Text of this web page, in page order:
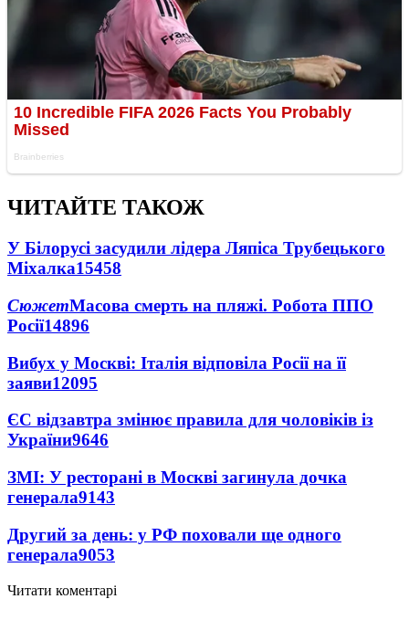
ЧИТАЙТЕ ТАКОЖ
У Білорусі засудили лідера Ляпіса Трубецького
Міхалка15458
СюжетМасова смерть на пляжі. Робота ППО
Росії14896
Вибух у Москві: Італія відповіла Росії на її
заяви12095
ЄС відзавтра змінює правила для чоловіків із
України9646
ЗМІ: У ресторані в Москві загинула дочка
генерала9143
Другий за день: у РФ поховали ще одного
генерала9053
Читати коментарі